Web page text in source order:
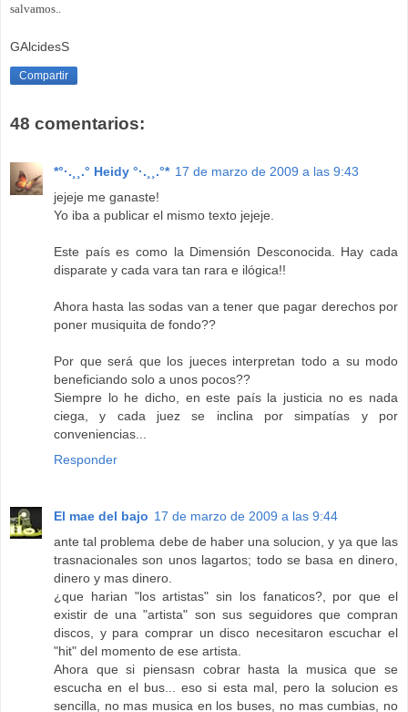
salvamos..
GAlcidesS
Compartir
48 comentarios:
*°·.¸¸.° Heidy °·.¸¸.°* 17 de marzo de 2009 a las 9:43
jejeje me ganaste!
Yo iba a publicar el mismo texto jejeje.
Este país es como la Dimensión Desconocida. Hay cada
disparate y cada vara tan rara e ilógica!!
Ahora hasta las sodas van a tener que pagar derechos por
poner musiquita de fondo??
Por que será que los jueces interpretan todo a su modo
beneficiando solo a unos pocos??
Siempre lo he dicho, en este país la justicia no es nada
ciega, y cada juez se inclina por simpatías y por
conveniencias...
Responder
El mae del bajo 17 de marzo de 2009 a las 9:44
ante tal problema debe de haber una solucion, y ya que las
trasnacionales son unos lagartos; todo se basa en dinero,
dinero y mas dinero.
¿que harian "los artistas" sin los fanaticos?, por que el
existir de una "artista" son sus seguidores que compran
discos, y para comprar un disco necesitaron escuchar el
"hit" del momento de ese artista.
Ahora que si piensasn cobrar hasta la musica que se
escucha en el bus... eso si esta mal, pero la solucion es
sencilla, no mas musica en los buses, no mas cumbias, no